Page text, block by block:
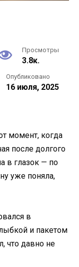
Просмотры
3.8к.
Опубликовано
16 июля, 2025
момент, когда
после долгого
в глазок — по
уже поняла,
в
и пакетом
что давно не